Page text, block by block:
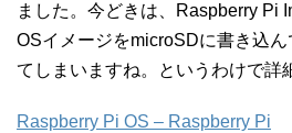
ました。今どきは、Raspberry Pi
OSイメージをmicroSDに書き込
てしまいますね。というわけで詳
Raspberry Pi OS – Raspberry Pi